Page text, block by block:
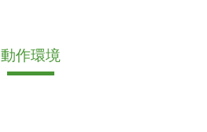
動作環境